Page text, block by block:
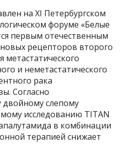
на XI Петербургском
форуме «Белые
первым отечественным
рецепторов второго
метастатического
и неметастатического
рака
Согласно
слепому
исследованию TITAN
в комбинации
терапией снижает